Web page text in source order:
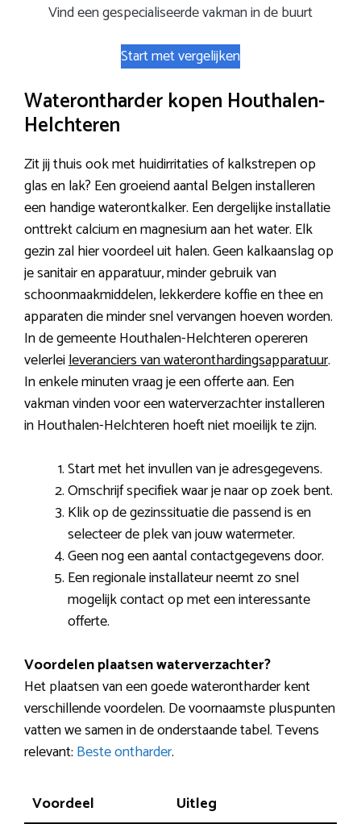
Vind een gespecialiseerde vakman in de buurt
Start met vergelijken
Waterontharder kopen Houthalen-
Helchteren
Zit jij thuis ook met huidirritaties of kalkstrepen op
glas en lak? Een groeiend aantal Belgen installeren
een handige waterontkalker. Een dergelijke installatie
onttrekt calcium en magnesium aan het water. Elk
gezin zal hier voordeel uit halen. Geen kalkaanslag op
je sanitair en apparatuur, minder gebruik van
schoonmaakmiddelen, lekkerdere koffie en thee en
apparaten die minder snel vervangen hoeven worden.
In de gemeente Houthalen-Helchteren opereren
velerleileveranciers van wateronthardingsapparatuur.
In enkele minuten vraag je een offerte aan. Een
vakman vinden voor een waterverzachter installeren
in Houthalen-Helchteren hoeft niet moeilijk te zijn.
Start met het invullen van je adresgegevens.
Omschrijf specifiek waar je naar op zoek bent.
Klik op de gezinssituatie die passend is en
selecteer de plek van jouw watermeter.
Geen nog een aantal contactgegevens door.
Een regionale installateur neemt zo snel
mogelijk contact op met een interessante
offerte.
Voordelen plaatsen waterverzachter?
Het plaatsen van een goede waterontharder kent
verschillende voordelen. De voornaamste pluspunten
vatten we samen in de onderstaande tabel. Tevens
relevant: Beste ontharder.
Voordeel Uitleg